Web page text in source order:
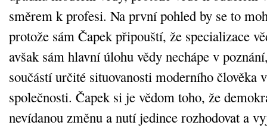
směrem k profesi. Na první pohled by se to
protože sám Čapek připouští, že specializace
avšak sám hlavní úlohu vědy nechápe v
součástí určité situovanosti moderního člověka
společnosti. Čapek si je vědom toho, že
nevídanou změnu a nutí jedince rozhodovat a